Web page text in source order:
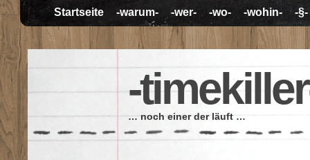
Startseite -warum- -wer- -wo- -wohin- -§-
-
… noch einer der läuft …